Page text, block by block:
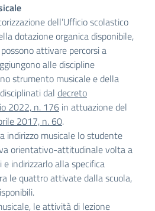
dell’Ufficio scolastico
dotazione organica disponibile,
attivare percorsi a
alle discipline
strumento musicale e della
dal decreto
2022, n. 176 in attuazione del
2017, n. 60.
indirizzo musicale lo studente
orientativo-attitudinale volta a
indirizzarlo alla specifica
le quattro attivate dalla scuola,
le attività di lezione